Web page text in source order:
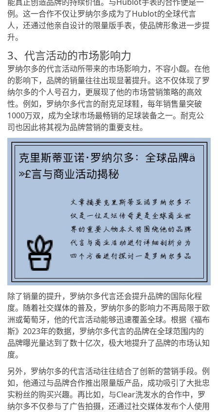
例。这一合作不仅让罗纳尔多成为了Hublot的全球代言
人，还通过他亲自设计的限量版手表，使品牌形象进一步提
升。
3、代言活动的市场影响力
罗纳尔多的代言活动所带来的市场影响力，不容小觑。在他
的影响下，品牌的销量往往出现显著提升。这不仅体现了罗
纳尔多的个人号召力，更展现了他的市场营销策略的高效
性。例如，罗纳尔多代言的耐克足球鞋，每年销售量突破
1000万双，成为全球市场最畅销的足球装备之一。耐克公
司也因此将其视为品牌营销的重要支柱。
除了销量的提升，罗纳尔多代言还会提升品牌的国际化程
度。随着社交媒体的普及，罗纳尔多的影响力不再局限于欧
洲或葡萄牙，他的代言活动能够迅速覆盖全球。根据《福布
斯》2023年的数据，罗纳尔多代言的品牌在全球范围内的
品牌曝光量达到了数十亿次，极大地提升了品牌的市场认知
度。
另外，罗纳尔多的代言活动往往结合了创新的营销手段。例
如，他通过与品牌合作推出限量版产品，成功吸引了大批忠
实粉丝的购买兴趣。再比如，与Clear洗发水的合作中，罗
纳尔多不仅参与了广告拍摄，还通过社交媒体发布个人使用